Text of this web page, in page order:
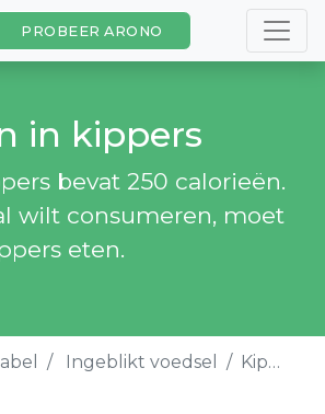
PROBEER ARONO
in kippers
bevat 250 calorieën.
wilt consumeren, moet
eten.
Ingeblikt voedsel Kippers